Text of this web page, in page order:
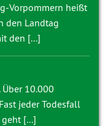
Vorpommern heißt
den Landtag
den [...]
10.000
jeder Todesfall
[...]